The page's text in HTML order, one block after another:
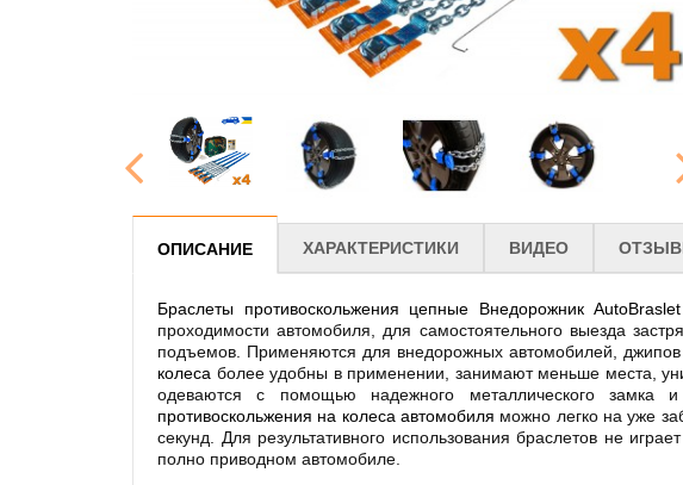
ОПИСАНИЕ ХАРАКТЕРИСТИКИ ВИДЕО
Браслеты противоскольжения цепные Внедорожник
проходимости автомобиля, для самостоятельного выезда
подъемов. Применяются для внедорожных автомобилей,
колеса более удобны в применении, занимают меньше места,
одеваются с помощью надежного металлического замка
противоскольжения на колеса автомобиля можно легко на уже
секунд. Для результативного использования браслетов не
полно приводном автомобиле.